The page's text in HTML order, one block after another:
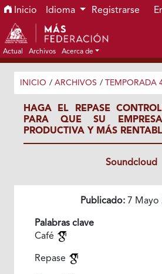
Ir al menú de navegación principal
Ir al contenido principal
Ir al pie de página del sitio
Inicio Idioma Registrarse
Actual Archivos Acerca de
INICIO / ARCHIVOS / TEMPORADA
HAGA EL REPASE
PARA QUE SU
PRODUCTIVA Y MÁS
Soundcloud
Publicado: 7 Mayo
Palabras clave
Café
Repase